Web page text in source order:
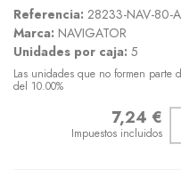
Referencia: 28233-NAV-80-
Marca: NAVIGATOR
Unidades por caja: 5
Las unidades que no formen
del 10.00%
7,24 €
Impuestos incluidos